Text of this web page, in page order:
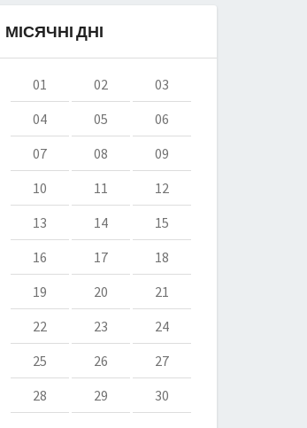
МІСЯЧНІ ДНІ
01 02
03
04
05
06
07
08
09
10
11
12
13
14
15
16
17
18
19
20
21
22
23
24
25
26
27
28
29 30